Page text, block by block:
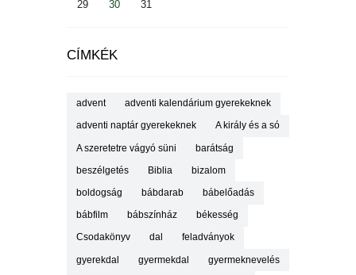
29 30 31
CÍMKÉK
advent adventi kalendárium gyerekeknek
adventi naptár gyerekeknek A király és a só
A szeretetre vágyó süni barátság
beszélgetés Biblia bizalom
boldogság bábdarab bábelőadás
bábfilm bábszínház békesség
Csodakönyv dal feladványok
gyerekdal gyermekdal gyermeknevelés